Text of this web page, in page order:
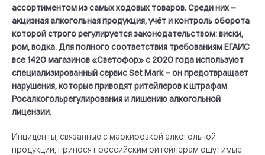
ассортиментом из самых ходовых товаров. Среди них –
акцизная алкогольная продукция, учёт и контроль оборота
которой строго регулируется законодательством: виски,
ром, водка. Для полного соответствия требованиям ЕГАИС
все 1420 магазинов «Светофор» с 2020 года используют
специализированный сервис Set Mark – он предотвращает
нарушения, которые приводят ритейлеров к штрафам
Росалкогольрегулирования и лишению алкогольной
лицензии.
Инциденты, связанные с маркировкой алкогольной
продукции, приносят российским ритейлерам ощутимые